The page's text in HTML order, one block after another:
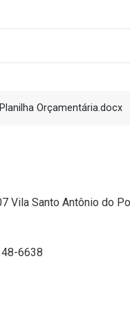
Orçamentária.docx
Vila Santo Antônio do
6638